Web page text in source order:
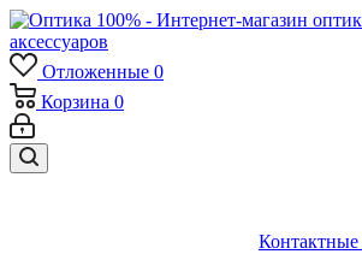
Отложенные 0
Корзина 0